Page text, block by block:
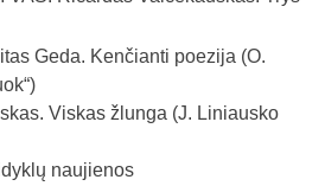
Geda. Kenčianti poezija (O.
Viskas žlunga (J. Liniausko
naujienos